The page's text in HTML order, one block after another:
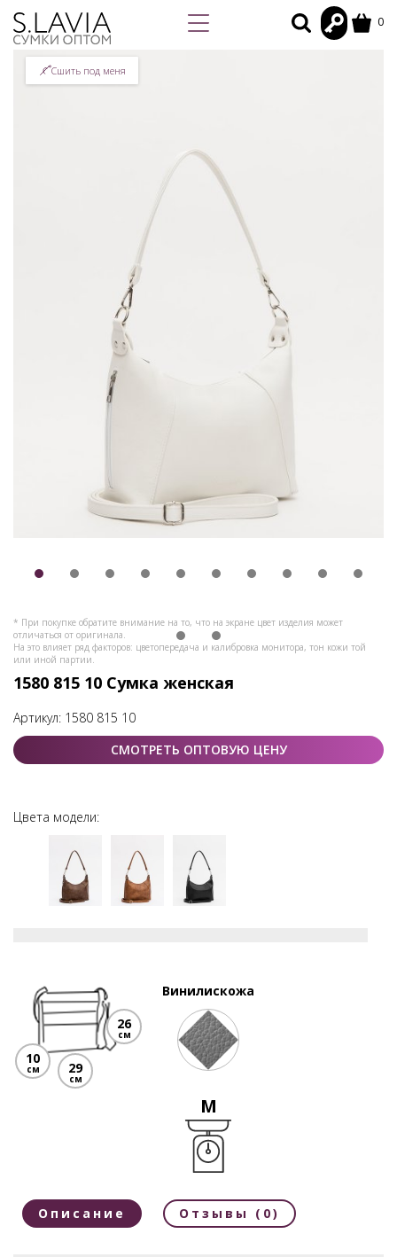
0
* При покупке обратите внимание на то, что на экране цвет изделия может
отличаться от оригинала.
На это влияет ряд факторов: цветопередача и калибровка монитора, тон кожи той
или иной партии.
Сшить под меня
1580 815 10 Сумка женская
Артикул: 1580 815 10
СМОТРЕТЬ ОПТОВУЮ ЦЕНУ
Цвета модели:
10
см
26
см
29
см
Винилискожа
M
Описание Отзывы (0)